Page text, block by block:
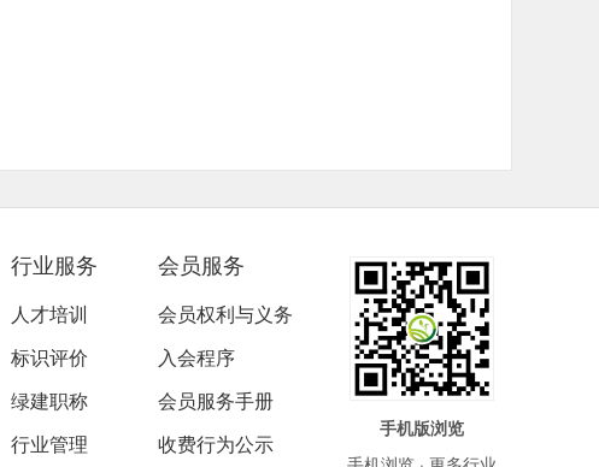
行业服务
人才培训
标识评价
绿建职称
行业管理
会员服务
会员权利与义务
入会程序
会员服务手册
收费行为公示
手机版浏览